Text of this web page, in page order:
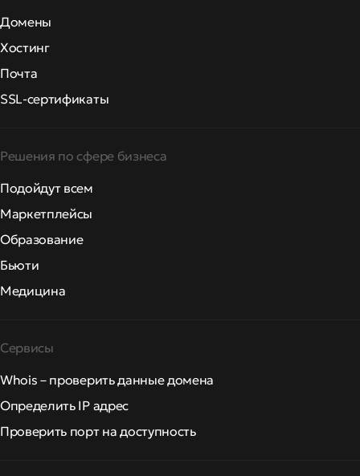
Домены
Хостинг
Почта
SSL-сертификаты
Решения по сфере бизнеса
Подойдут всем
Маркетплейсы
Образование
Бьюти
Медицина
Сервисы
Whois – проверить данные домена
Определить IP адрес
Проверить порт на доступность